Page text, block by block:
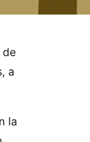
de
a
la